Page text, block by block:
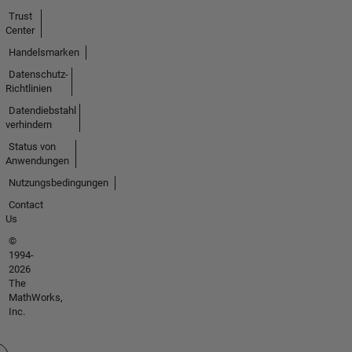
Trust
Center
Handelsmarken
Datenschutz-
Richtlinien
Datendiebstahl
verhindern
Status von
Anwendungen
Nutzungsbedingungen
Contact
Us
©
1994-
2026
The
MathWorks,
Inc.